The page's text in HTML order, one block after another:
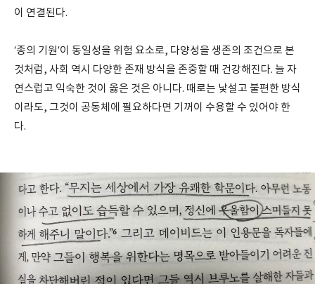
이 연결된다.
‘종의 기원’이 동일성을 위험 요소로, 다양성을 생존의 조건으로 본
것처럼, 사회 역시 다양한 존재 방식을 존중할 때 건강해진다. 늘 자
연스럽고 익숙한 것이 옳은 것은 아니다. 때로는 낯설고 불편한 방식
이라도, 그것이 공동체에 필요하다면 기꺼이 수용할 수 있어야 한
다.